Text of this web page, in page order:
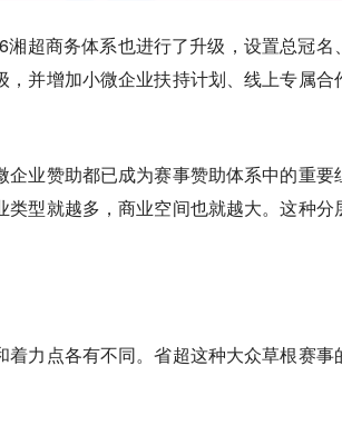
湘超商务体系也进行了升级，设置总冠名
并增加小微企业扶持计划、线上专属合
业赞助都已成为赛事赞助体系中的重要
型就越多，商业空间也就越大。这种分
力点各有不同。省超这种大众草根赛事